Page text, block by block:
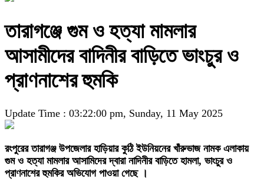
তারাগঞ্জে গুম ও হত্যা মামলার
আসামীদের বাদিনীর বাড়িতে ভাংচুর ও
প্রাণনাশের হুমকি
Update Time : 03:22:00 pm, Sunday, 11 May 2025
রংপুরের তারাগঞ্জ উপজেলার হাড়িয়ার কুঠি ইউনিয়নের খাঁরুভাজ নামক এলাকায়
গুম ও হত্যা মামলার আসামিদের দ্বারা নাদিনীর বাড়িতে হামলা, ভাংচুর ও
প্রাণনাশের হুমকির অভিযোগ পাওয়া গেছে ।